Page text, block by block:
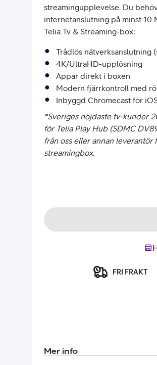
streamingupplevelse. Du
internetanslutning på minst 10
Telia Tv & Streaming-box:
Trådlös nätverksanslutning
4K/UltraHD-upplösning
Appar direkt i boxen
Modern fjärrkontroll med
Inbyggd Chromecast för
*Sveriges nöjdaste tv-kunder
för Telia Play Hub (SDMC
från oss eller annan
streamingbox.
FRI FRAKT
Mer info